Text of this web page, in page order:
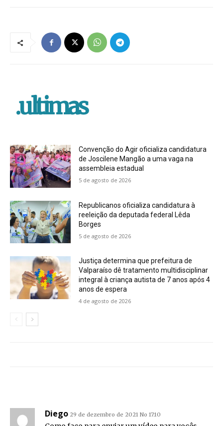
.ultimas
Convenção do Agir oficializa candidatura
de Joscilene Mangão a uma vaga na
assembleia estadual
5 de agosto de 2026
Republicanos oficializa candidatura à
reeleição da deputada federal Lêda
Borges
5 de agosto de 2026
Justiça determina que prefeitura de
Valparaíso dê tratamento multidisciplinar
integral à criança autista de 7 anos após 4
anos de espera
4 de agosto de 2026
Diego 29 de dezembro de 2021 No 17:10